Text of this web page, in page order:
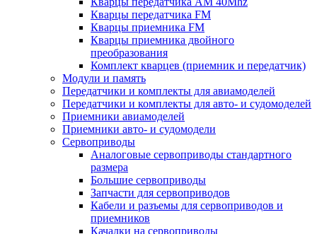
Кварцы передатчика FM
Кварцы приемника FM
Кварцы приемника двойного
преобразования
Комплект кварцев (приемник и передатчик)
Модули и память
Передатчики и комплекты для авиамоделей
Передатчики и комплекты для авто- и судомоделей
Приемники авиамоделей
Приемники авто- и судомодели
Сервоприводы
Аналоговые сервоприводы стандартного
размера
Большие сервоприводы
Запчасти для сервоприводов
Кабели и разъемы для сервоприводов и
приемников
Качалки на сервоприводы